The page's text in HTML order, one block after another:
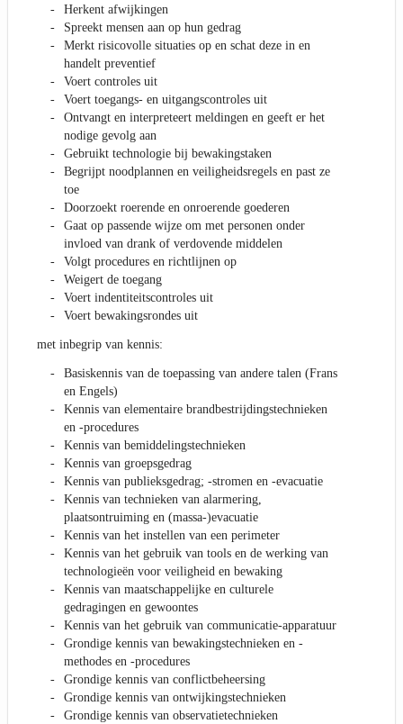
Herkent afwijkingen
Spreekt mensen aan op hun gedrag
Merkt risicovolle situaties op en schat deze in en
handelt preventief
Voert controles uit
Voert toegangs- en uitgangscontroles uit
Ontvangt en interpreteert meldingen en geeft er het
nodige gevolg aan
Gebruikt technologie bij bewakingstaken
Begrijpt noodplannen en veiligheidsregels en past ze
toe
Doorzoekt roerende en onroerende goederen
Gaat op passende wijze om met personen onder
invloed van drank of verdovende middelen
Volgt procedures en richtlijnen op
Weigert de toegang
Voert indentiteitscontroles uit
Voert bewakingsrondes uit
met inbegrip van kennis:
Basiskennis van de toepassing van andere talen (Frans
en Engels)
Kennis van elementaire brandbestrijdingstechnieken
en -procedures
Kennis van bemiddelingstechnieken
Kennis van groepsgedrag
Kennis van publieksgedrag; -stromen en -evacuatie
Kennis van technieken van alarmering,
plaatsontruiming en (massa-)evacuatie
Kennis van het instellen van een perimeter
Kennis van het gebruik van tools en de werking van
technologieën voor veiligheid en bewaking
Kennis van maatschappelijke en culturele
gedragingen en gewoontes
Kennis van het gebruik van communicatie-apparatuur
Grondige kennis van bewakingstechnieken en -
methodes en -procedures
Grondige kennis van conflictbeheersing
Grondige kennis van ontwijkingstechnieken
Grondige kennis van observatietechnieken